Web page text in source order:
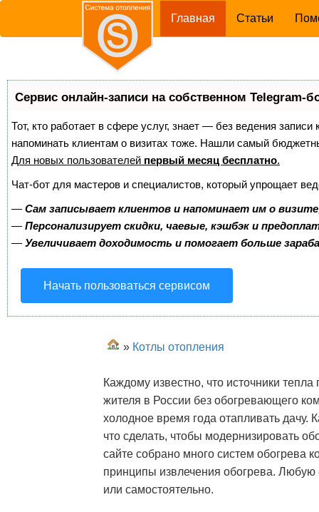
Главная (current)
Статьи
Сервис онлайн-записи на собственном Telegram-
Тот, кто работает в сфере услуг, знает — без ведения
напоминать клиентам о визитах тоже. Нашли самый
Для новых пользователей первый месяц бесплатно.
Чат-бот для мастеров и специалистов, который упрощает
— Сам записывает клиентов и напоминает им о
— Персонализирует скидки, чаевые, кэшбэк и
— Увеличивает доходимость и помогает больше
Начать пользоваться сервисом
» Котлы отопления
Каждому известно, что источники
жителя в России без обогревающего
холодное время года отапливать дачу.
что сделать, чтобы модернизировать
сайте собрано много систем
принципы извлечения обогрева.
или самостоятельно.